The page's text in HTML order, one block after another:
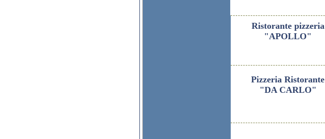
Ristorante pizzeria
"APOLLO"
Pizzeria Ristorante
"DA CARLO"